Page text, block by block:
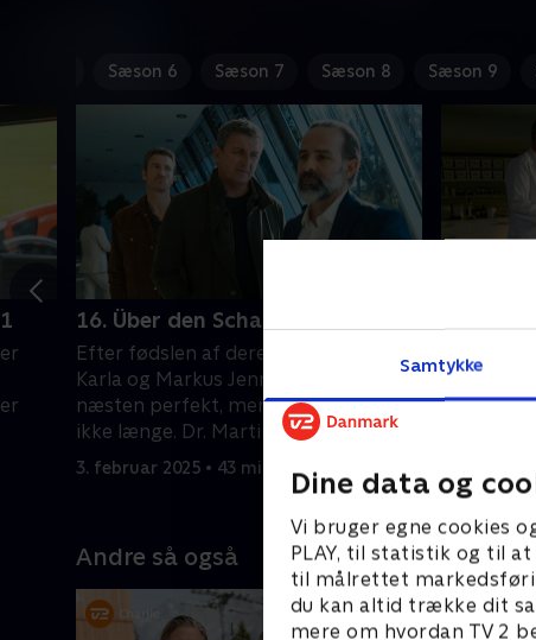
Samtykke
Dine data og
Vi bruger egne cookies
PLAY, til statistik og til
til målrettet
du kan altid trække dit
mere om hvordan TV 2
Sæson 6 Sæson 7 Sæson 8 Sæson 9
16. Über den Schatten - del 2
Efter fødslen af deres tvillinger er
Karla og Markus Jenners familie
næsten perfekt, men lykken varer
ikke længe. Dr. Martin Gruber
opdager Karlas hemmelighed.
3. februar 2025 • 43 min
Martin
patient
Caro
26. januar
Andre så også